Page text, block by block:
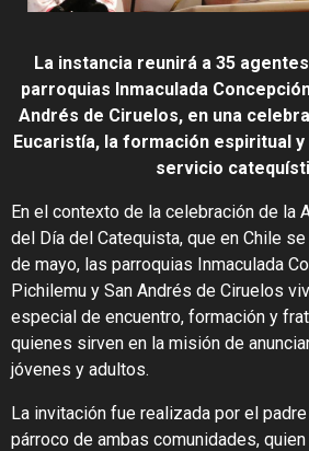
La instancia reunirá a 35
parroquias Inmaculada
Andrés de Ciruelos, en una
Eucaristía, la formación espiritual
servicio
En el contexto de la celebración de la
del Día del Catequista, que en Chile
de mayo, las parroquias Inmaculada
Pichilemu y San Andrés de Ciruelos
especial de encuentro, formación y
quienes sirven en la misión de
jóvenes y adultos.
La invitación fue realizada por el
párroco de ambas comunidades,